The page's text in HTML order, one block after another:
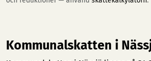
Kommunalskatten i